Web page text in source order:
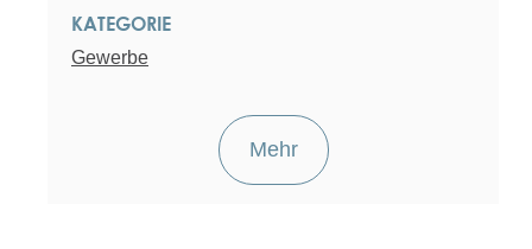
KATEGORIE
Gewerbe
Mehr